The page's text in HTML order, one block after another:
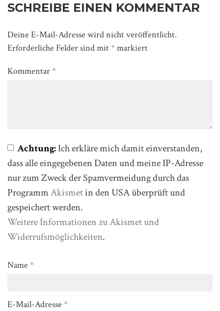
SCHREIBE EINEN KOMMENTAR
Deine E-Mail-Adresse wird nicht veröffentlicht.
Erforderliche Felder sind mit * markiert
Kommentar *
Achtung:Ich erkläre mich damit einverstanden,
dass alle eingegebenen Daten und meine IP-Adresse
nur zum Zweck der Spamvermeidung durch das
ProgrammAkismetin den USA überprüft und
gespeichert werden.
Weitere Informationen zu Akismet und
Widerrufsmöglichkeiten.
Name *
E-Mail-Adresse *